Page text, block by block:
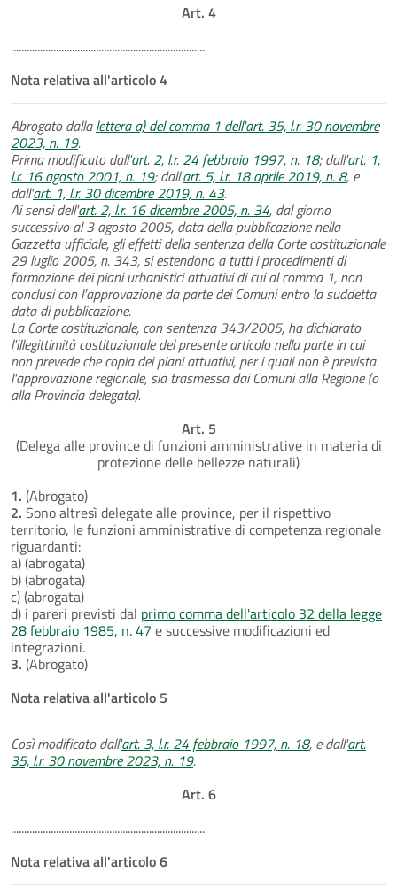
Art. 4
.........................................................................
Nota relativa all'articolo 4
Abrogato dallalettera a) del comma 1 dell'art. 35, l.r. 30 novembre
2023, n. 19.
Prima modificato dall'art. 2, l.r. 24 febbraio 1997, n. 18; dall'art. 1,
l.r. 16 agosto 2001, n. 19; dall'art. 5, l.r. 18 aprile 2019, n. 8, e
dall'art. 1, l.r. 30 dicembre 2019, n. 43.
Ai sensi dell'art. 2, l.r. 16 dicembre 2005, n. 34, dal giorno
successivo al 3 agosto 2005, data della pubblicazione nella
Gazzetta ufficiale, gli effetti della sentenza della Corte costituzionale
29 luglio 2005, n. 343, si estendono a tutti i procedimenti di
formazione dei piani urbanistici attuativi di cui al comma 1, non
conclusi con l’approvazione da parte dei Comuni entro la suddetta
data di pubblicazione.
La Corte costituzionale, con sentenza 343/2005, ha dichiarato
l'illegittimità costituzionale del presente articolo nella parte in cui
non prevede che copia dei piani attuativi, per i quali non è prevista
l'approvazione regionale, sia trasmessa dai Comuni alla Regione (o
alla Provincia delegata).
Art. 5
(Delega alle province di funzioni amministrative in materia di
protezione delle bellezze naturali)
1. (Abrogato)
2. Sono altresì delegate alle province, per il rispettivo
territorio, le funzioni amministrative di competenza regionale
riguardanti:
a) (abrogata)
b) (abrogata)
c) (abrogata)
d) i pareri previsti dal primo comma dell'articolo 32 della legge
28 febbraio 1985, n. 47 e successive modificazioni ed
integrazioni.
3. (Abrogato)
Nota relativa all'articolo 5
Così modificato dall'art. 3, l.r. 24 febbraio 1997, n. 18, e dall'art.
35, l.r. 30 novembre 2023, n. 19.
Art. 6
.........................................................................
Nota relativa all'articolo 6